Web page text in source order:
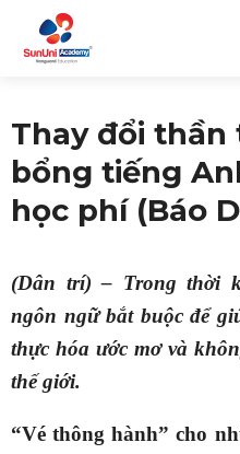
Thay đổi thần
bổng tiếng
học phí (Báo
(Dân trí) – Trong thời
ngôn ngữ bắt buộc để
thực hóa ước mơ và
thế giới.
“Vé thông hành” cho